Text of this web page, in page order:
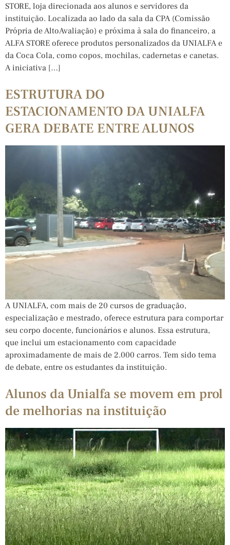
STORE, loja direcionada aos alunos e servidores da
instituição. Localizada ao lado da sala da CPA (Comissão
Própria de AltoAvaliação) e próxima à sala do financeiro, a
ALFA STORE oferece produtos personalizados da UNIALFA e
da Coca Cola, como copos, mochilas, cadernetas e canetas.
A iniciativa […]
ESTRUTURA DO
ESTACIONAMENTO DA UNIALFA
GERA DEBATE ENTRE ALUNOS
A UNIALFA, com mais de 20 cursos de graduação,
especialização e mestrado, oferece estrutura para comportar
seu corpo docente, funcionários e alunos. Essa estrutura,
que inclui um estacionamento com capacidade
aproximadamente de mais de 2.000 carros. Tem sido tema
de debate, entre os estudantes da instituição.
Alunos da Unialfa se movem em prol
de melhorias na instituição